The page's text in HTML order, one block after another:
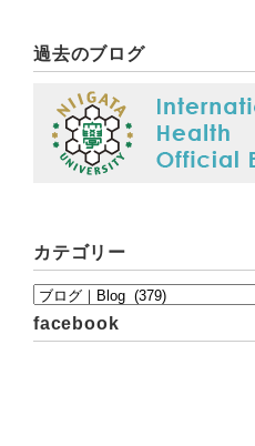
過去のブログ
カテゴリー
facebook